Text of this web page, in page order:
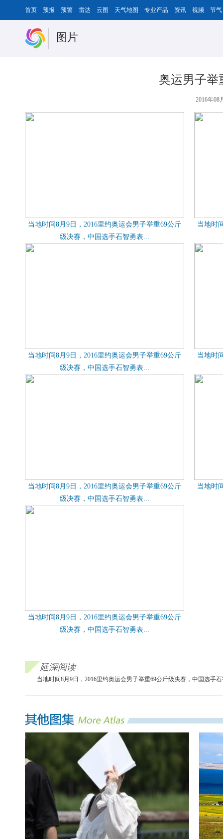
首页 预报 预警 雷达 云图 天气地图 专业产品 资讯 视频 节气
图片
奥运男子举
2016年08
当地时间8月9日，2016里约奥运会男子举重69公斤
级决赛，中国选手石智勇表...
当地时
当地时间8月9日，2016里约奥运会男子举重69公斤
级决赛，中国选手石智勇表...
当地时
当地时间8月9日，2016里约奥运会男子举重69公斤
级决赛，中国选手石智勇表...
当地时
当地时间8月9日，2016里约奥运会男子举重69公斤
级决赛，中国选手石智勇表...
延深阅读
当地时间8月9日，2016里约奥运会男子举重69公斤级决赛，中国选手